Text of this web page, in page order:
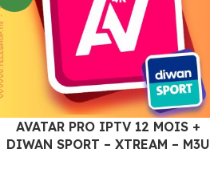
AVATAR PRO IPTV 12 MOIS +
DIWAN SPORT – XTREAM – M3U